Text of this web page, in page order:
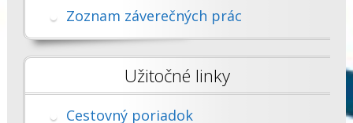
Zoznam záverečných prác
Užitočné linky
Cestovný poriadok